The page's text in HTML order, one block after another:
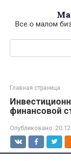
контентуВсе о малом
Поиск:
Главная страница
финансовой
Опубликовано: